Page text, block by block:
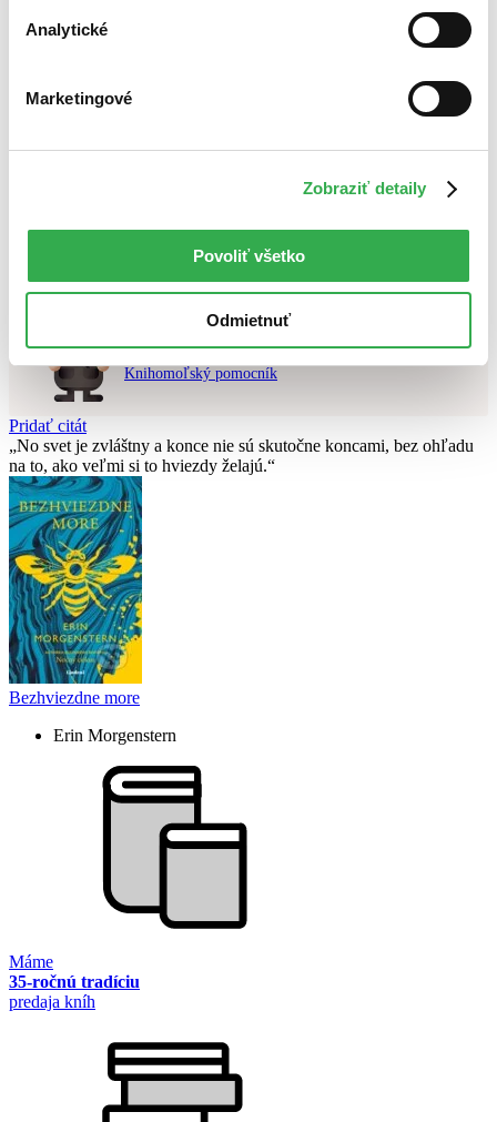
Analytické
Marketingové
Zobraziť detaily
Povoliť všetko
Odmietnuť
Top hodnotené
Najlacnejšie
Najvyššia zľava
Nebol nájdenýžiadny titulvyhovujúci zadaným podmienkam.
Skúste prosím zmeniť vyhľadávaný výraz.
Chcete poradiť knihu?
Náš pomocník Sherlock vám ju s radosťou vypátra!
Knihomoľský pomocník
Pridať citát
No svet je zvláštny a konce nie sú skutočne koncami, bez ohľadu
na to, ako veľmi si to hviezdy želajú.
Bezhviezdne more
Erin Morgenstern
Máme
35-ročnú tradíciu
predaja kníh